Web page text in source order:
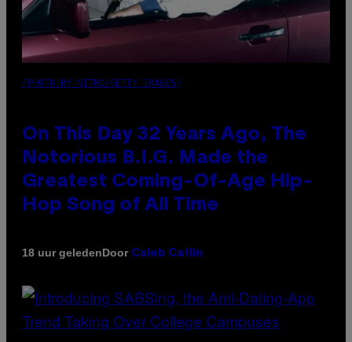
(PHOTO BY NITRO/GETTY IMAGES)
On This Day 32 Years Ago, The
Notorious B.I.G. Made the
Greatest Coming-Of-Age Hip-
Hop Song of All Time
18 uur geledenDoor Caleb Catlin